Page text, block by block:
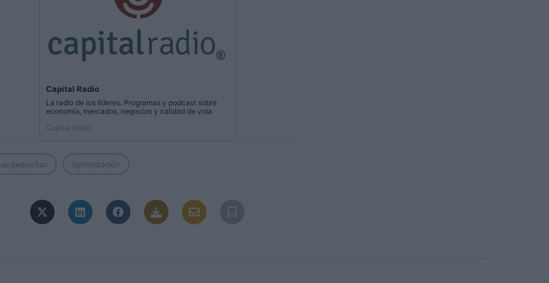
Capital Radio
La radio de los líderes. Programas y podcast sobre
economía, mercados, negocios y calidad de vida
Capital Radio
pequeñas Optimización